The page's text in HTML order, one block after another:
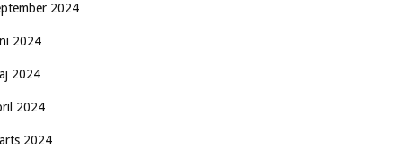
2024
2024
2024
2024
2024